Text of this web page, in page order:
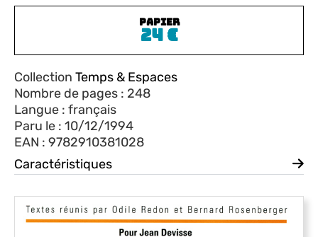
PAPIER
24€
Collection Temps & Espaces
Nombre de pages : 248
Langue : français
Paru le : 10/12/1994
EAN : 9782910381028
Caractéristiques